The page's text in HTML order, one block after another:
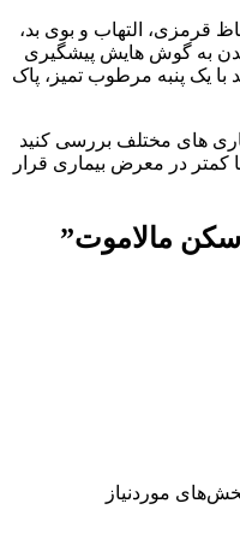
التهاب و بوی بد،
به گوش هایش پیشگیری
یک پنبه مرطوب تمیز، پاک
های مختلف بررسی کنید
در معرض بیماری قرار
مالاموت”
موردنیاز